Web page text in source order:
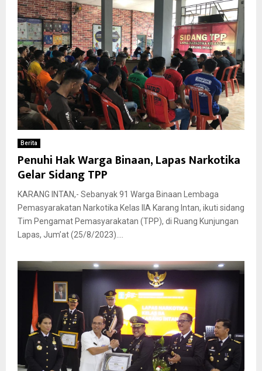
Berita
Penuhi Hak Warga Binaan, Lapas Narkotika
Gelar Sidang TPP
KARANG INTAN,- Sebanyak 91 Warga Binaan Lembaga
Pemasyarakatan Narkotika Kelas IIA Karang Intan, ikuti sidang
Tim Pengamat Pemasyarakatan (TPP), di Ruang Kunjungan
Lapas, Jum’at (25/8/2023)....